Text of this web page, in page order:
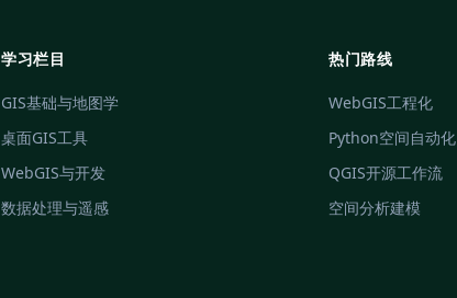
学习栏目
GIS基础与地图学
桌面GIS工具
WebGIS与开发
数据处理与遥感
热门路线
WebGIS工程化
Python空间自动化
QGIS开源工作流
空间分析建模